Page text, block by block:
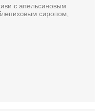
с апельсиновым
сиропом,